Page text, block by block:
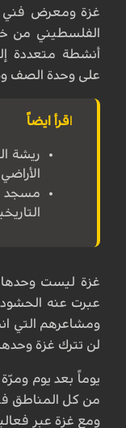
غزة ومعرض فني
الفلسطيني من
أنشطة متعددة
على وحدة الصف
اقرأ ايضاً
ريشة
مسجد
غزة ليست وحدها
عبرت عنه
ومشاعرهم التي
لن تترك غزة
يوماً بعد يوم ومرّة
من كل المناطق
ومع غزة عبر